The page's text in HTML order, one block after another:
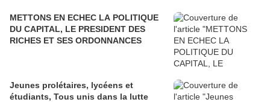
METTONS EN ECHEC LA POLITIQUE
DU CAPITAL, LE PRESIDENT DES
RICHES ET SES ORDONNANCES
Jeunes prolétaires, lycéens et
étudiants, Tous unis dans la lutte